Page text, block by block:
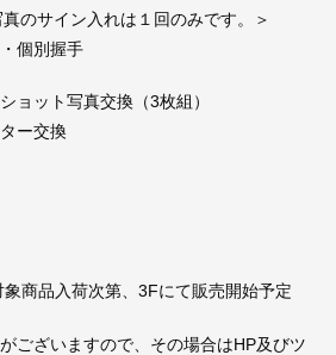
のサイン入れは１回のみです。＞
個別握手
ョット写真交換（3枚組）
ー交換
商品入荷次第、3Fにて販売開始予定
ございますので、その場合はHP及びツ